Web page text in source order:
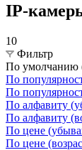
IP-
10
Фильтр
По умолчанию
По
По
По алфавиту
По алфавиту
По цене
По цене